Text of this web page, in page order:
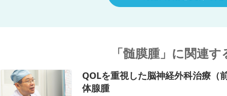
「髄膜腫」に関連す
QOLを重視した脳神経外科治療（
体腺腫